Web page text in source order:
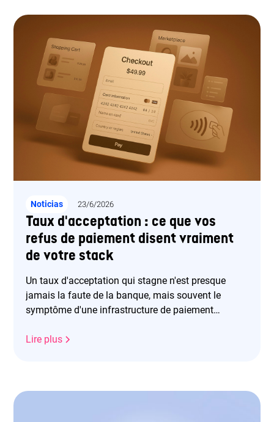
Noticias 23/6/2026
Taux d'acceptation : ce que vos
refus de paiement disent vraiment
de votre stack
Un taux d'acceptation qui stagne n'est presque
jamais la faute de la banque, mais souvent le
symptôme d'une infrastructure de paiement
l'enjeu financier est colossal : sur un site générant
Lire plus